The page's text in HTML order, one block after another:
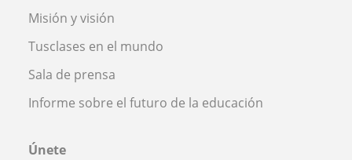
Misión y visión
Tusclases en el mundo
Sala de prensa
Informe sobre el futuro de la educación
Únete